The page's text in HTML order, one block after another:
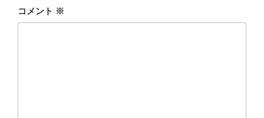
コメント ※